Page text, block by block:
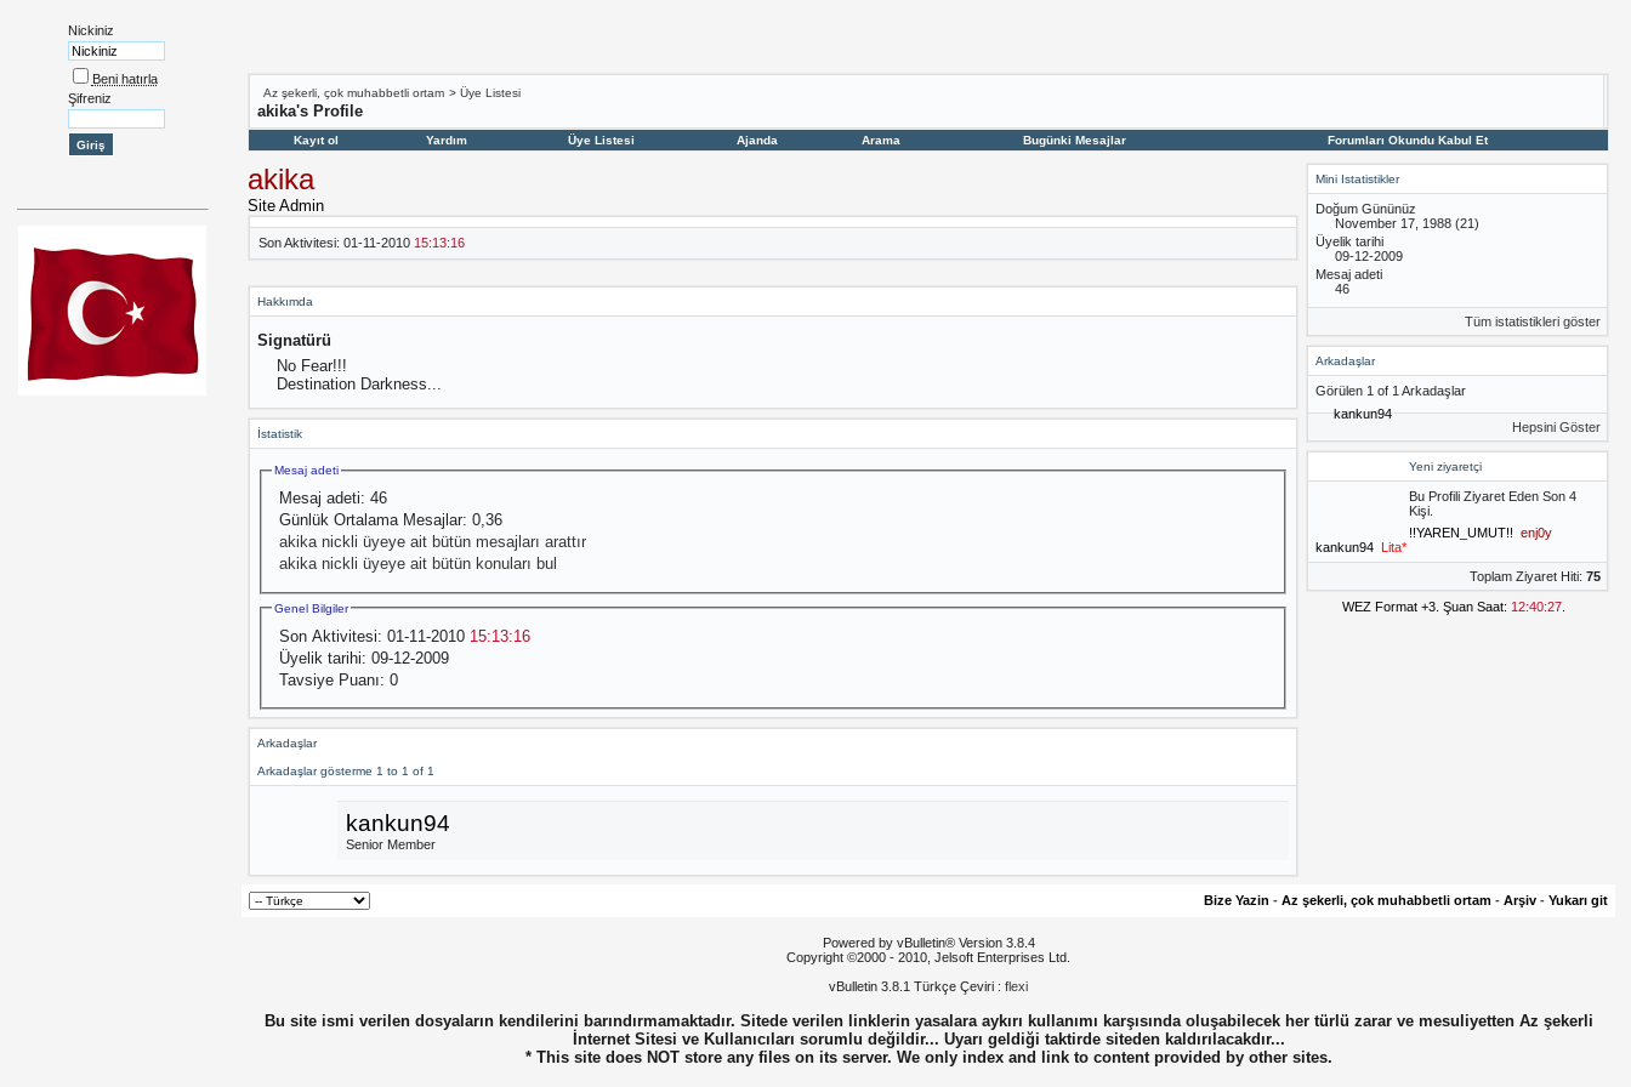
Nickiniz
Beni hatırla
Şifreniz
Az şekerli, çok muhabbetli ortam > Üye Listesi
akika's Profile
Kayıt ol Yardım Üye Listesi Ajanda Arama Bugünki Mesajlar Forumları Okundu Kabul Et
akika
Site Admin
Son Aktivitesi: 01-11-2010 15:13:16
Hakkımda
Signatürü
No Fear!!!
Destination Darkness...
İstatistik
Mesaj adeti
Mesaj adeti: 46
Günlük Ortalama Mesajlar: 0,36
akika nickli üyeye ait bütün mesajları arattır
akika nickli üyeye ait bütün konuları bul
Genel Bilgiler
Son Aktivitesi: 01-11-2010 15:13:16
Üyelik tarihi: 09-12-2009
Tavsiye Puanı: 0
Arkadaşlar
Arkadaşlar gösterme 1 to 1 of 1
kankun94
Senior Member
Mini Istatistikler
Doğum Gününüz
November 17, 1988 (21)
Üyelik tarihi
09-12-2009
Mesaj adeti
46
Tüm istatistikleri göster
Arkadaşlar
Görülen 1 of 1 Arkadaşlar
kankun94
Hepsini Göster
Yeni ziyaretçi
Bu Profili Ziyaret Eden Son 4
Kişi.
!!YAREN_UMUT!!
enj0y
kankun94 Lita*
Toplam Ziyaret Hiti:75
WEZ Format +3. Şuan Saat: 12:40:27
Bize Yazin - Az şekerli, çok muhabbetli ortam - Arşiv - Yukarı git
Powered by vBulletin® Version 3.8.4
Copyright ©2000 - 2010, Jelsoft Enterprises Ltd.
vBulletin 3.8.1 Türkçe Çeviri : flexi
Bu site ismi verilen dosyaların kendilerini barındırmamaktadır. Sitede verilen linklerin yasalara aykırı kullanımı karşısında oluşabilecek her türlü zarar ve mesuliyetten Az şekerli
İnternet Sitesi ve Kullanıcıları sorumlu değildir... Uyarı geldiği taktirde siteden kaldırılacakdır...
* This site does NOT store any files on its server. We only index and link to content provided by other sites.